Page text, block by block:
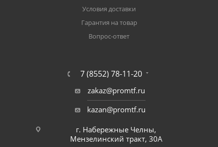
Условия доставки
Гарантия на товар
Вопрос-ответ
7 (8552) 78-11-20
zakaz@promtf.ru
kazan@promtf.ru
г. Набережные Челны,
Мензелинский тракт, 30А